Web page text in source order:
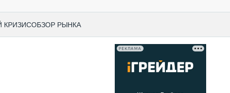
КРИЗИСОБЗОР РЫНКА
РЕКЛАМА